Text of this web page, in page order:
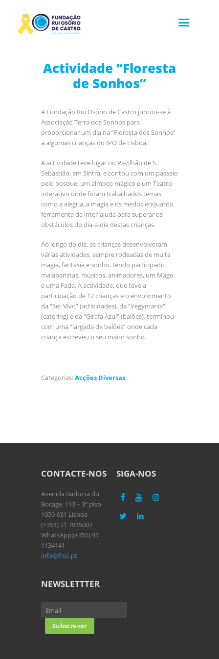
Actividade “Floresta
de Sonhos”
A Fundação Rui Osório de Castro juntou-se à
Associação Terra dos Sonhos para
proporcionar um dia na “Floresta dos Sonhos”
a algumas crianças do IPO de Lisboa.
A actividade teve lugar no Pavilhão de S.
Sebastião, em Sintra, e contou com um passeio
pelo bosque, um almoço mágico e um Teatro
interativo onde foram trabalhados temas
como a alegria, a magia e os medos enquanto
ferramenta de inter-ajuda para superar os
obstáculos do dia-a-dia destas crianças.
Ao longo do dia, as crianças desenvolveram
várias atividades, sempre rodeadas de muita
magia, fantasia e sonho, tendo participado
malabaristas, músicos, animadores, um Mago
e uma Fada. A actividade, que teve a
participação de 12 crianças e o envolvimento
da “Ser Vivo” (actividades), da “Vegymania”
(catering) e da “Girafa Azul” (balões), terminou
com uma “largada de balões” onde cada
criança escreveu o seu maior sonho.
Categorias:Acções Diversas
CONTACTE-NOS
Avenida Barbosa du
Bocage, 113 – 3º piso
1050-031 Lisboa
(+351) 21 7915007
WhatsApp:(+351) 91
1134141
info@froc.pt
SIGA-NOS
NEWSLETTTER